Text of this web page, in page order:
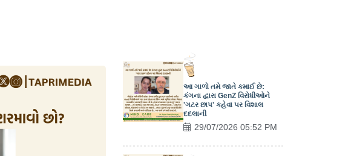
આ ગાળો તમે જાતે કમાઈ છે:
કંગના દ્વારા GenZ વિરોધીઓને
'ગટર છાપ' કહેવા પર વિશાલ
દદલાની
29/07/2026 05:52 PM